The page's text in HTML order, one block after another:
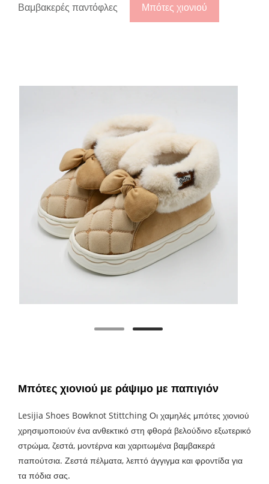
Βαμβακερές παντόφλες Μπότες χιονιού
Μπότες χιονιού με ράψιμο με παπιγιόν
Lesijia Shoes Bowknot Stittching Οι χαμηλές μπότες χιονιού
χρησιμοποιούν ένα ανθεκτικό στη φθορά βελούδινο εξωτερικό
στρώμα, ζεστά, μοντέρνα και χαριτωμένα βαμβακερά
παπούτσια. Ζεστά πέλματα, λεπτό άγγιγμα και φροντίδα για
τα πόδια σας.